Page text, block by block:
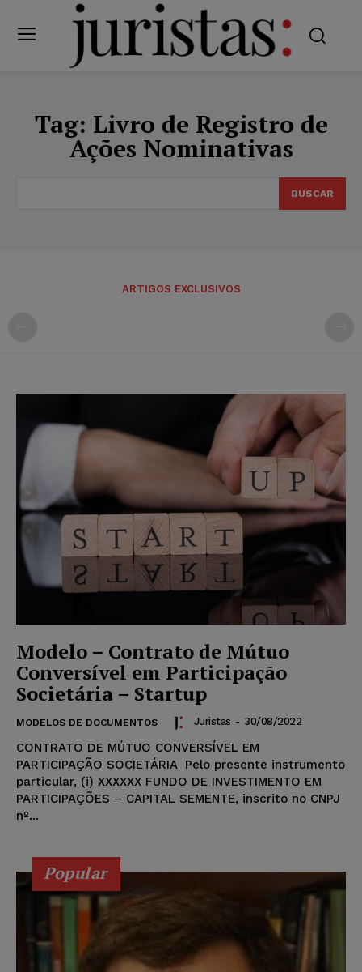
Tag: Livro de Registro de
Ações Nominativas
BUSCAR
ARTIGOS EXCLUSIVOS
Modelo – Contrato de Mútuo
Conversível em Participação
Societária – Startup
MODELOS DE DOCUMENTOS Juristas - 30/08/2022
CONTRATO DE MÚTUO CONVERSÍVEL EM
PARTICIPAÇÃO SOCIETÁRIA Pelo presente instrumento
particular, (i) XXXXXX FUNDO DE INVESTIMENTO EM
PARTICIPAÇÕES – CAPITAL SEMENTE, inscrito no CNPJ
nº...
Popular